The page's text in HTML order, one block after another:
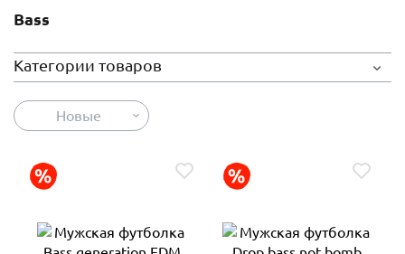
Bass
Категории товаров
Новые